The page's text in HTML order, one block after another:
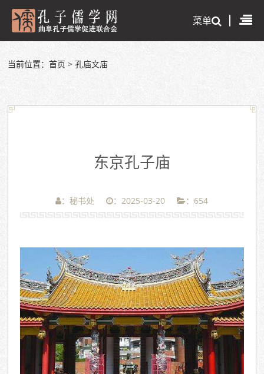
菜单
当前位置：首页 >孔庙文庙
东京孔子庙
：秘书处 ：2025-03-20 ： 654